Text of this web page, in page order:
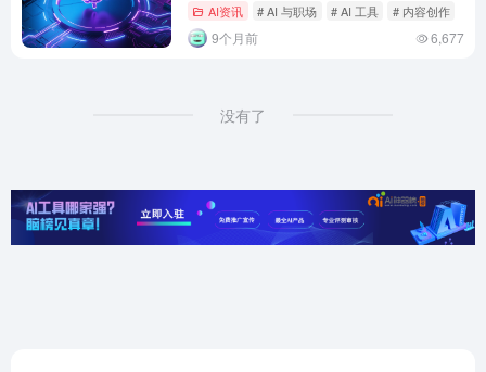
AI资讯 # AI 与职场 # AI 工具 # 内容创作
9个月前 6,677
没有了